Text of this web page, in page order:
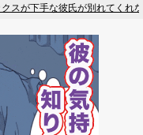
スが下手な彼氏が別れてくれ